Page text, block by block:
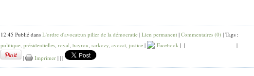
12:45 Publié dans L'ordre d'avocat:un pilier de la démocratie | Lien permanent | Commentaires (0) | Tags :
politique présidentielles royal bayrou sarkozy avocat justice | Facebook | |
|
|
Imprimer | | |